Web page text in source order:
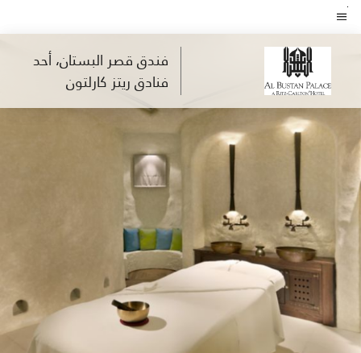
Skip
to
main
content
نص القائمة
فندق قصر البستان، أحد
فنادق ريتز كارلتون